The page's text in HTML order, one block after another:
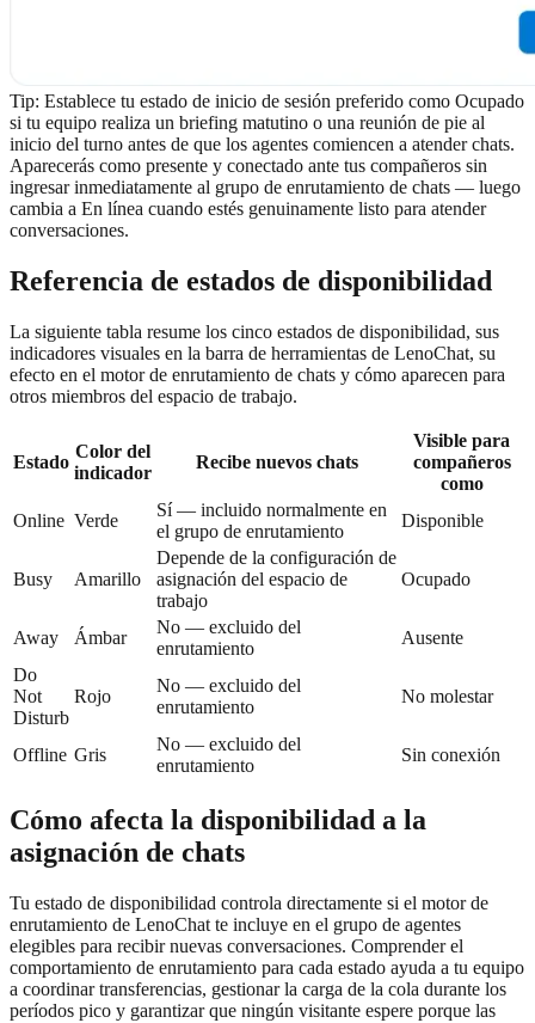
Tip: Establece tu estado de inicio de sesión preferido como Ocupado
si tu equipo realiza un briefing matutino o una reunión de pie al
inicio del turno antes de que los agentes comiencen a atender chats.
Aparecerás como presente y conectado ante tus compañeros sin
ingresar inmediatamente al grupo de enrutamiento de chats — luego
cambia a En línea cuando estés genuinamente listo para atender
conversaciones.
Referencia de estados de disponibilidad
La siguiente tabla resume los cinco estados de disponibilidad, sus
indicadores visuales en la barra de herramientas de LenoChat, su
efecto en el motor de enrutamiento de chats y cómo aparecen para
otros miembros del espacio de trabajo.
Estado
Color del
indicador
Recibe nuevos chats
Visible para
compañeros
como
Online Verde
Sí — incluido normalmente en
el grupo de enrutamiento
Disponible
Busy Amarillo
Depende de la configuración de
asignación del espacio de
trabajo
Ocupado
Away Ámbar
No — excluido del
enrutamiento
Ausente
Do
Not
Disturb
Rojo
No — excluido del
enrutamiento
No molestar
Offline Gris
No — excluido del
enrutamiento
Sin conexión
Cómo afecta la disponibilidad a la
asignación de chats
Tu estado de disponibilidad controla directamente si el motor de
enrutamiento de LenoChat te incluye en el grupo de agentes
elegibles para recibir nuevas conversaciones. Comprender el
comportamiento de enrutamiento para cada estado ayuda a tu equipo
a coordinar transferencias, gestionar la carga de la cola durante los
períodos pico y garantizar que ningún visitante espere porque las